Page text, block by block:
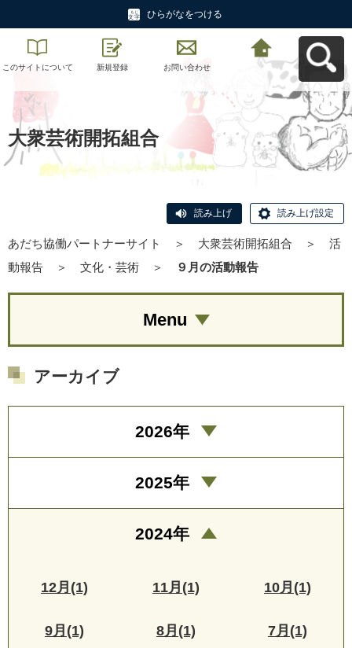
ひらがなをつける
このサイトについて 新規登録 お問い合わせ
あだち協働パートナ
ーサイトへ戻る
大衆芸術開拓組合
読み上げ 読み上げ設定
あだち協働パートナーサイト ＞ 大衆芸術開拓組合 ＞
活
動報告
＞ 文化・芸術 ＞ ９月の活動報告
Menu
アーカイブ
2026年
2025年
2024年
12月(1) 11月(1) 10月(1)
9月(1) 8月(1) 7月(1)